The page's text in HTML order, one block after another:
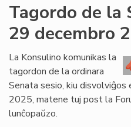
Tagordo de la
29 decembro
La Konsulino komunikas la
tagordon de la ordinara
Senata sesio, kiu disvolviĝos
2025, matene tuj post la
lunĉopaŭzo.